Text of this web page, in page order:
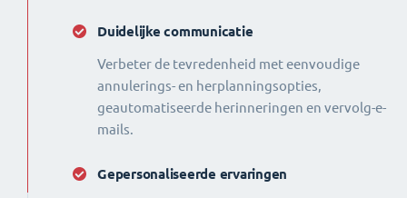
Duidelijke communicatie
Verbeter de tevredenheid met eenvoudige
annulerings- en herplanningsopties,
geautomatiseerde herinneringen en vervolg-e-
mails.
Gepersonaliseerde ervaringen